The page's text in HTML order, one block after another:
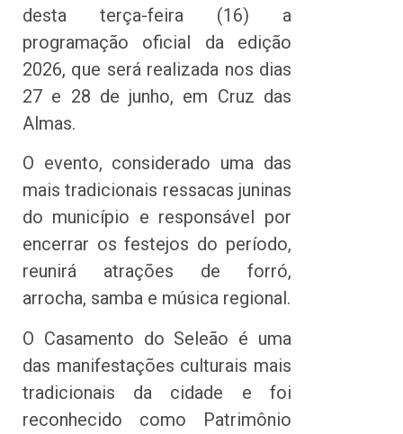
desta terça-feira (16) a
programação oficial da edição
2026, que será realizada nos dias
27 e 28 de junho, em Cruz das
Almas.
O evento, considerado uma das
mais tradicionais ressacas juninas
do município e responsável por
encerrar os festejos do período,
reunirá atrações de forró,
arrocha, samba e música regional.
O Casamento do Seleão é uma
das manifestações culturais mais
tradicionais da cidade e foi
reconhecido como Patrimônio